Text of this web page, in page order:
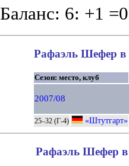
Баланс: 6: +1
Рафаэль Шефер в
Сезон: место, клуб
2007/08
25–32 (Г-4) «Штутгарт»
Рафаэль Шефер в